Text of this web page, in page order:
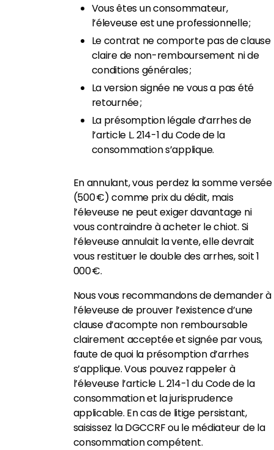
Vous êtes un consommateur,
l’éleveuse est une professionnelle ;
Le contrat ne comporte pas de clause
claire de non-remboursement ni de
conditions générales ;
La version signée ne vous a pas été
retournée ;
La présomption légale d’arrhes de
l’article L. 214-1 du Code de la
consommation s’applique.
En annulant, vous perdez la somme versée
(500 €) comme prix du dédit, mais
l’éleveuse ne peut exiger davantage ni
vous contraindre à acheter le chiot. Si
l’éleveuse annulait la vente, elle devrait
vous restituer le double des arrhes, soit 1
000 €.
Nous vous recommandons de demander à
l’éleveuse de prouver l’existence d’une
clause d’acompte non remboursable
clairement acceptée et signée par vous,
faute de quoi la présomption d’arrhes
s’applique. Vous pouvez rappeler à
l’éleveuse l’article L. 214-1 du Code de la
consommation et la jurisprudence
applicable. En cas de litige persistant,
saisissez la DGCCRF ou le médiateur de la
consommation compétent.